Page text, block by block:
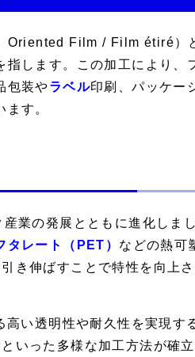
Oriented Film / Film étiré）
します。この加工により、
包装やラベル印刷、パッケー
す。
業の発展とともに進化しま
タレート（PET） などの熱可
き伸ばすことで特性を向上
い透明性や耐久性を実現す
いった多様な加工方法が確